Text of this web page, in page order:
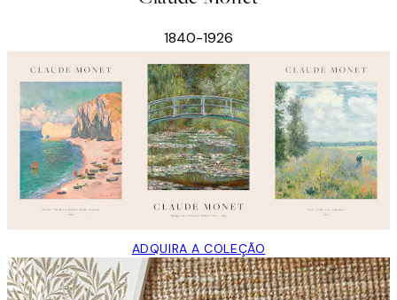
1840-1926
ADQUIRA A COLEÇÃO